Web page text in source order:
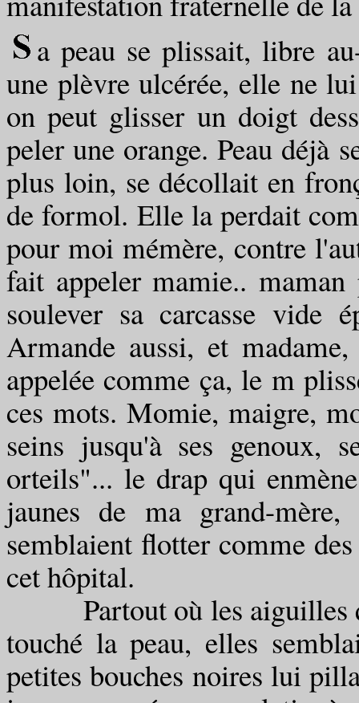
a peau se plissait, libre
une plèvre ulcérée, elle ne
on peut glisser un doigt
peler une orange. Peau déjà
plus loin, se décollait en
de formol. Elle la perdait
pour moi mémère, contre
fait appeler mamie..
soulever sa carcasse vide
Armande aussi, et
appelée comme ça, le m
ces mots. Momie, maigre,
seins jusqu'à ses genoux,
orteils"... le drap qui
jaunes de ma grand-
semblaient flotter comme
cet hôpital.
Partout où les aiguilles
touché la peau, elles
petites bouches noires lui